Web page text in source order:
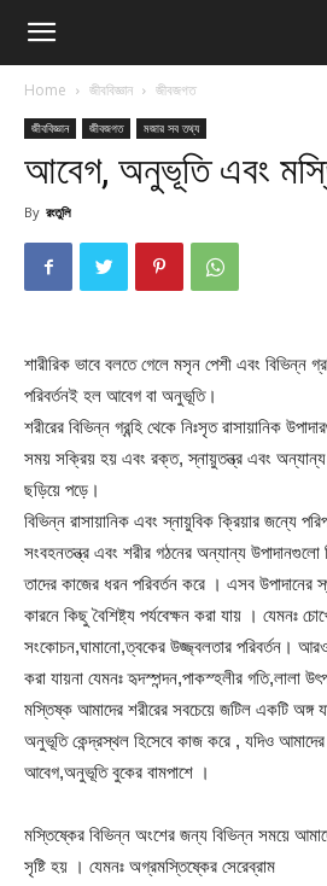
Home জীববিজ্ঞান জীবজগত
জীববিজ্ঞান জীবজগত মজার সব তথ্য
আবেগ, অনুভূতি এবং
By রংতুলি
শারীরিক ভাবে বলতে গেলে মসৃন পেশী এবং বিভিন্ন
পরিবর্তনই হল আবেগ বা অনুভূতি।
শরীরের বিভিন্ন গ্রন্হি থেকে নিঃসৃত রাসায়ানিক
সময় সক্রিয় হয় এবং রক্ত, স্নায়ুতন্ত্র এবং অন্যান্য
ছড়িয়ে পড়ে।
বিভিন্ন রাসায়ানিক এবং স্নায়ুবিক ক্রিয়ার জন্যে
সংবহনতন্ত্র এবং শরীর গঠনের অন্যান্য
তাদের কাজের ধরন পরিবর্তন করে । এসব উপাদানের
কারনে কিছু বৈশিষ্ট্য পর্যবেক্ষন করা যায় । যেমনঃ
সংকোচন,ঘামানো,ত্বকের উজ্জ্বলতার পরিবর্তন। আরও
করা যায়না যেমনঃ হৃদস্পন্দন,পাকস্হলীর গতি,লালা
মস্তিষ্ক আমাদের শরীরের সবচেয়ে জটিল একটি অঙ্গ
অনুভূতি কেন্দ্রস্থল হিসেবে কাজ করে , যদিও
আবেগ,অনুভূতি বুকের বামপাশে ।
মস্তিষ্কের বিভিন্ন অংশের জন্য বিভিন্ন সময়ে
সৃষ্টি হয় । যেমনঃ অগ্রমস্তিষ্কের সেরেব্রাম